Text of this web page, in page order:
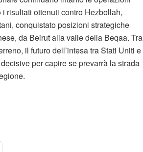
risultati ottenuti contro Hezbollah,
conquistato posizioni strategiche
da Beirut alla valle della Beqaa. Tra
il futuro dell’intesa tra Stati Uniti e
per capire se prevarrà la strada